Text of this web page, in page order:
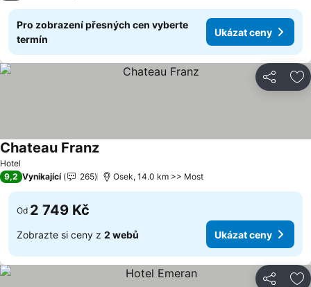
Pro zobrazení přesných cen vyberte
termín
Ukázat ceny
Sdílet
Hotel
Chateau Franz
9,2 Vynikající 265 Osek, 14.0 km >> Most
Od 2 749 Kč
Zobrazte si ceny z 2 webů Ukázat ceny